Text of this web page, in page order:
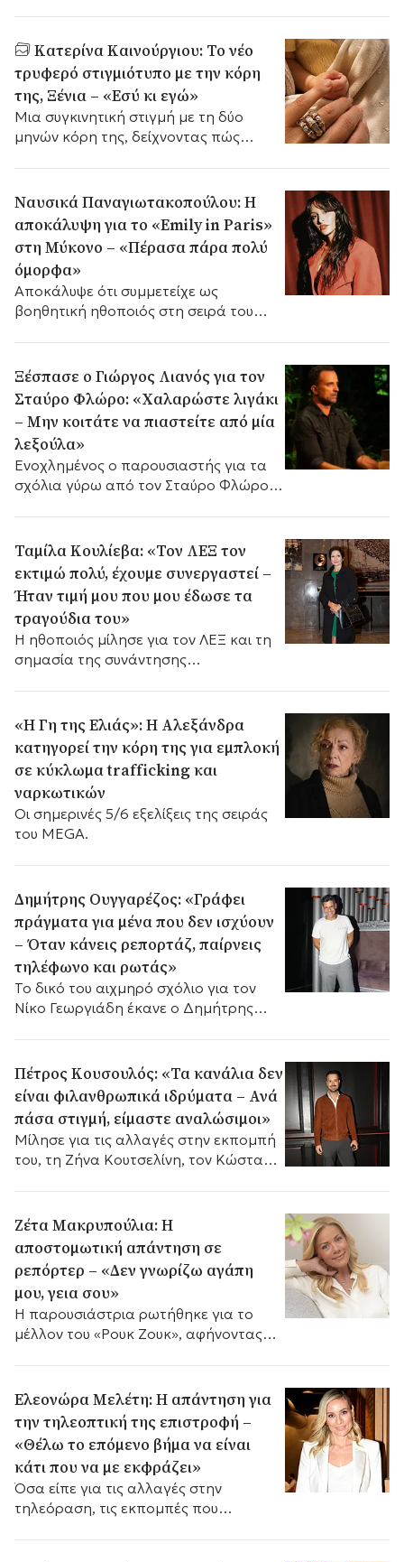
Κατερίνα Καινούργιου: Το νέο
τρυφερό στιγμιότυπο με την κόρη
της, Ξένια – «Εσύ κι εγώ»
Mια συγκινητική στιγμή με τη δύο
μηνών κόρη της, δείχνοντας πώς
Ναυσικά Παναγιωτακοπούλου: Η
αποκάλυψη για το «Emily in Paris»
στη Μύκονο – «Πέρασα πάρα πολύ
όμορφα»
Αποκάλυψε ότι συμμετείχε ως
βοηθητική ηθοποιός στη σειρά του
Ξέσπασε ο Γιώργος Λιανός για τον
Σταύρο Φλώρο: «Χαλαρώστε λιγάκι
– Μην κοιτάτε να πιαστείτε από μία
λεξούλα»
Ενοχλημένος ο παρουσιαστής για τα
σχόλια γύρω από τον Σταύρο Φλώρο
Ταμίλα Κουλίεβα: «Τον ΛΕΞ τον
εκτιμώ πολύ, έχουμε συνεργαστεί –
Ήταν τιμή μου που μου έδωσε τα
τραγούδια του»
Η ηθοποιός μίλησε για τον ΛΕΞ και τη
σημασία της συνάντησης
«Η Γη της Ελιάς»: Η Αλεξάνδρα
κατηγορεί την κόρη της για εμπλοκή
σε κύκλωμα trafficking και
ναρκωτικών
Οι σημερινές 5/6 εξελίξεις της σειράς
του MEGA.
Δημήτρης Ουγγαρέζος: «Γράφει
πράγματα για μένα που δεν ισχύουν
– Όταν κάνεις ρεπορτάζ, παίρνεις
τηλέφωνο και ρωτάς»
Το δικό του αιχμηρό σχόλιο για τον
Νίκο Γεωργιάδη έκανε ο Δημήτρης
Πέτρος Κουσουλός: «Τα κανάλια δεν
είναι φιλανθρωπικά ιδρύματα – Ανά
πάσα στιγμή, είμαστε αναλώσιμοι»
Mίλησε για τις αλλαγές στην εκπομπή
του, τη Ζήνα Κουτσελίνη, τον Κώστα
ειδήσεων.
Ζέτα Μακρυπούλια: Η
αποστομωτική απάντηση σε
ρεπόρτερ – «Δεν γνωρίζω αγάπη
μου, γεια σου»
Η παρουσιάστρια ρωτήθηκε για το
μέλλον του «Ρουκ Ζουκ», αφήνοντας
Ελεονώρα Μελέτη: Η απάντηση για
την τηλεοπτική της επιστροφή –
«Θέλω το επόμενο βήμα να είναι
κάτι που να με εκφράζει»
Όσα είπε για τις αλλαγές στην
τηλεόραση, τις εκπομπές που